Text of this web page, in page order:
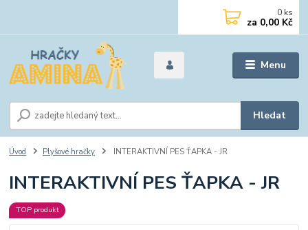
Menu
Hledat
0 ks
za 0,00 Kč
Úvod Plyšové hračky INTERAKTIVNÍ PES ŤAPKA - JR
INTERAKTIVNÍ PES ŤAPKA - JR
TOP produkt